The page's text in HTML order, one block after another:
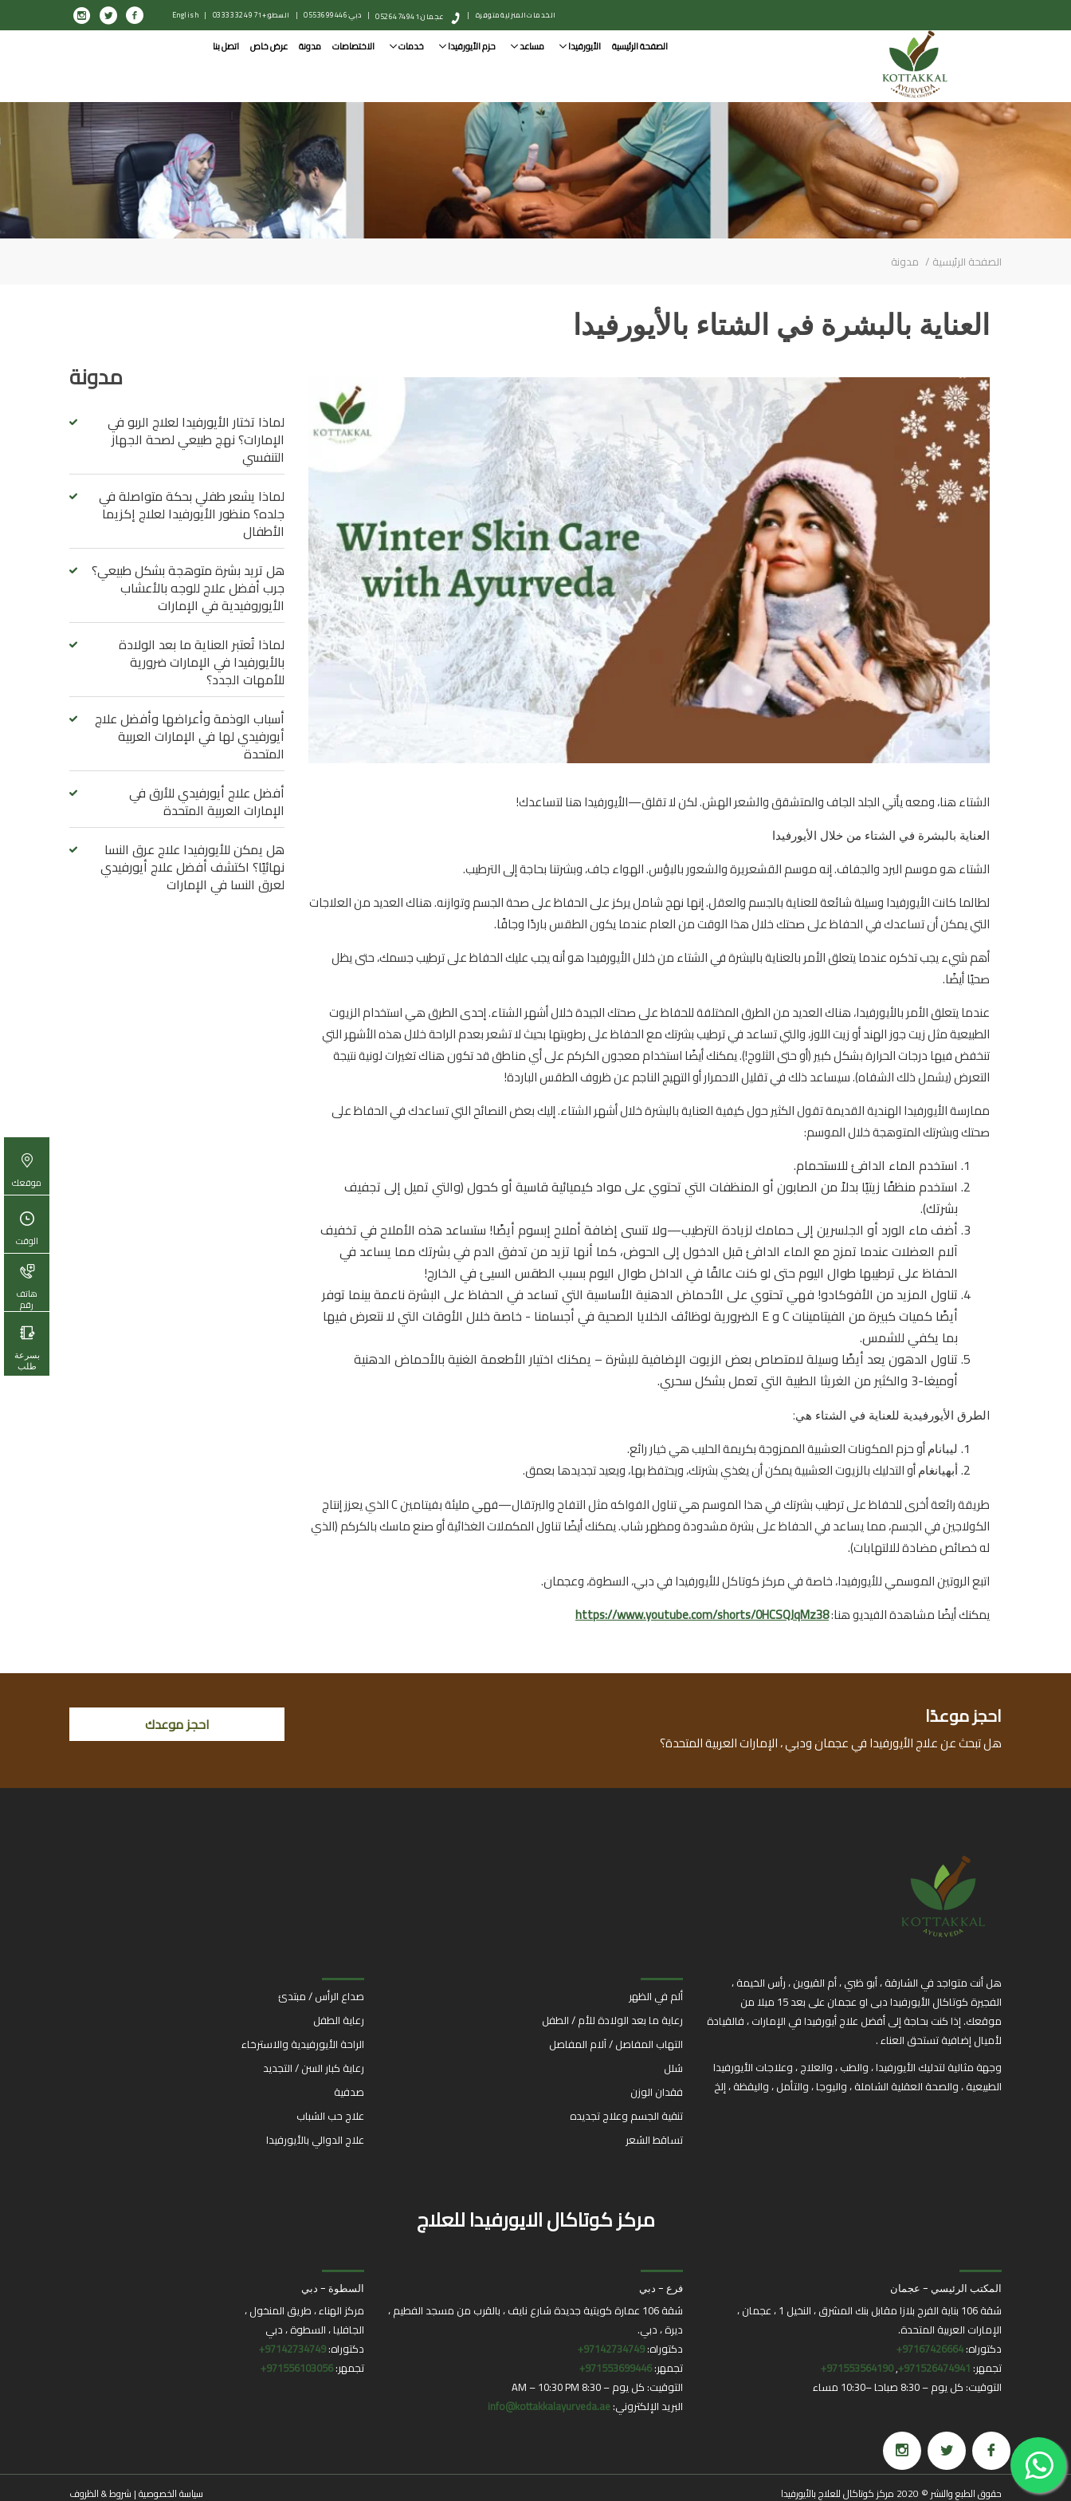
الخدمات المنزلية متوفرة | عجمان: 0526474941 | دبي: 0553699446 | السطو: +971 4 332 0333 |
English
الصفحة الرئيسية الأيورفيدا مساعد حزم الأيورفيدا خدمات الاختصاصات مدونة عرض خاص اتصل بنا
موقعك
الوقت
هاتف
رقم
بسرعة
طلب
الصفحة الرئيسية مدونة
العناية بالبشرة في الشتاء بالأيورفيدا
الشتاء هنا، ومعه يأتي الجلد الجاف والمتشقق والشعر الهش. لكن لا تقلق—الأيورفيدا هنا لتساعدك!
العناية بالبشرة في الشتاء من خلال الأيورفيدا
الشتاء هو موسم البرد والجفاف. إنه موسم القشعريرة والشعور بالبؤس. الهواء جاف، وبشرتنا بحاجة إلى الترطيب.
لطالما كانت الأيورفيدا وسيلة شائعة للعناية بالجسم والعقل. إنها نهج شامل يركز على الحفاظ على صحة الجسم وتوازنه. هناك العديد من العلاجات
التي يمكن أن تساعدك في الحفاظ على صحتك خلال هذا الوقت من العام عندما يكون الطقس باردًا وجافًا.
أهم شيء يجب تذكره عندما يتعلق الأمر بالعناية بالبشرة في الشتاء من خلال الأيورفيدا هو أنه يجب عليك الحفاظ على ترطيب جسمك، حتى يظل
صحيًا أيضًا.
عندما يتعلق الأمر بالأيورفيدا، هناك العديد من الطرق المختلفة للحفاظ على صحتك الجيدة خلال أشهر الشتاء. إحدى الطرق هي استخدام الزيوت
الطبيعية مثل زيت جوز الهند أو زيت اللوز، والتي تساعد في ترطيب بشرتك مع الحفاظ على رطوبتها بحيث لا تشعر بعدم الراحة خلال هذه الأشهر التي
تنخفض فيها درجات الحرارة بشكل كبير (أو حتى الثلوج!). يمكنك أيضًا استخدام معجون الكركم على أي مناطق قد تكون هناك تغيرات لونية نتيجة
التعرض (يشمل ذلك الشفاه). سيساعد ذلك في تقليل الاحمرار أو التهيج الناجم عن ظروف الطقس الباردة!
ممارسة الأيورفيدا الهندية القديمة تقول الكثير حول كيفية العناية بالبشرة خلال أشهر الشتاء. إليك بعض النصائح التي تساعدك في الحفاظ على
صحتك وبشرتك المتوهجة خلال الموسم:
استخدم الماء الدافئ للاستحمام.
استخدم منظفًا زيتيًا بدلاً من الصابون أو المنظفات التي تحتوي على مواد كيميائية قاسية أو كحول (والتي تميل إلى تجفيف
بشرتك).
أضف ماء الورد أو الجلسرين إلى حمامك لزيادة الترطيب—ولا تنسى إضافة أملاح إبسوم أيضًا! ستساعد هذه الأملاح في تخفيف
آلام العضلات عندما تمزج مع الماء الدافئ قبل الدخول إلى الحوض، كما أنها تزيد من تدفق الدم في بشرتك مما يساعد في
الحفاظ على ترطيبها طوال اليوم حتى لو كنت عالقًا في الداخل طوال اليوم بسبب الطقس السيئ في الخارج!
تناول المزيد من الأفوكادو! فهي تحتوي على الأحماض الدهنية الأساسية التي تساعد في الحفاظ على البشرة ناعمة بينما توفر
أيضًا كميات كبيرة من الفيتامينات C و E الضرورية لوظائف الخلايا الصحية في أجسامنا - خاصة خلال الأوقات التي لا نتعرض فيها
بما يكفي للشمس.
تناول الدهون يعد أيضًا وسيلة لامتصاص بعض الزيوت الإضافية للبشرة – يمكنك اختيار الأطعمة الغنية بالأحماض الدهنية
أوميغا-3 والكثير من الغريثا الطبية التي تعمل بشكل سحري.
الطرق الأيورفيدية للعناية في الشتاء هي:
ليبانامأو حزم المكونات العشبية الممزوجة بكريمة الحليب هي خيار رائع.
أبهيانغامأو التدليك بالزيوت العشبية يمكن أن يغذي بشرتك، ويحتفظ بها، ويعيد تجديدها بعمق.
طريقة رائعة أخرى للحفاظ على ترطيب بشرتك في هذا الموسم هي تناول الفواكه مثل التفاح والبرتقال—فهي مليئة بفيتامين C الذي يعزز إنتاج
الكولاجين في الجسم، مما يساعد في الحفاظ على بشرة مشدودة ومظهر شاب. يمكنك أيضًا تناول المكملات الغذائية أو صنع ماسك بالكركم (الذي
له خصائص مضادة للالتهابات).
اتبع الروتين الموسمي للأيورفيدا، خاصة في مركز كوتاكل للأيورفيدا في دبي، السطوة، وعجمان.
يمكنك أيضًا مشاهدة الفيديو هنا:https://www.youtube.com/shorts/0HCSQJqMz38
مدونة
لماذا تختار الأيورفيدا لعلاج الربو في
الإمارات؟ نهج طبيعي لصحة الجهاز
التنفسي
لماذا يشعر طفلي بحكة متواصلة في
جلده؟ منظور الأيورفيدا لعلاج إكزيما
الأطفال
هل تريد بشرة متوهجة بشكل طبيعي؟
جرب أفضل علاج للوجه بالأعشاب
الأيوروفيدية في الإمارات
لماذا تُعتبر العناية ما بعد الولادة
بالأيورفيدا في الإمارات ضرورية
للأمهات الجدد؟
أسباب الوذمة وأعراضها وأفضل علاج
أيورفيدي لها في الإمارات العربية
المتحدة
أفضل علاج أيورفيدي للأرق في
الإمارات العربية المتحدة
هل يمكن للأيورفيدا علاج عرق النسا
نهائيًا؟ اكتشف أفضل علاج أيورفيدي
لعرق النسا في الإمارات
احجز موعدًا
هل تبحث عن علاج الأيورفيدا في عجمان ودبي ، الإمارات العربية المتحدة؟
احجز موعدك
هل أنت متواجد في الشارقة ، أبو ظبي ، أم القيوين ، رأس الخيمة ،
الفجيرة كوتاكال الأيورفيدا دبى او عجمان على بعد 15 ميلا من
موقعك. إذا كنت بحاجة إلى أفضل علاج أيورفيدا في الإمارات ، فالقيادة
لأميال إضافية تستحق العناء .
وجهة مثالية لتدليك الأيورفيدا ، والطب ، والعلاج ، وعلاجات الأيورفيدا
الطبيعية ، والصحة العقلية الشاملة ، واليوجا ، والتأمل ، واليقظة ، إلخ
ألم في الظهر
رعاية ما بعد الولادة للأم / الطفل
التهاب المفاصل / آلام المفاصل
شلل
فقدان الوزن
تنقية الجسم وعلاج تجديده
تساقط الشعر
صداع الرأس / مبتدئ
رعاية الطفل
الراحة الأيورفيدية والاسترخاء
رعاية كبار السن / التجديد
صدفية
علاج حب الشباب
علاج الدوالي بالأيورفيدا
مركز كوتاكال الايورفيدا للعلاج
المكتب الرئيسي - عجمان
شقة 106 بناية الفرح بلازا مقابل بنك المشرق ، النخيل 1 ، عجمان ،
الإمارات العربية المتحدة.
دكتوراه:97167426664+
تجمهر: 971526474941+
,
971553564190+
التوقيت: كل يوم – 8:30 صباحا –10:30 مساء
فرع - دبي
شقة 106 عمارة كويتية جديدة شارع نايف ، بالقرب من مسجد الفطيم ،
ديرة ، دبي.
دكتوراه:97142734749+
تجمهر:971553699446+
التوقيت: كل يوم – 8:30 AM – 10:30 PM
البريد الإلكتروني:info@kottakkalayurveda.ae
السطوة - دبي
مركز الهناء ، طريق المنخول ،
الجافليا ، السطوة ، دبي
دكتوراه:97142734749+
تجمهر:971556103056+
حقوق الطبع والنشر © 2020 مركز كوتاكال للعلاج بالأيورفيدا سياسة الخصوصية| شروط & الظروف